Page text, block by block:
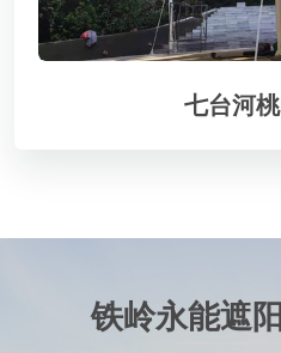
七台河
铁岭永能遮